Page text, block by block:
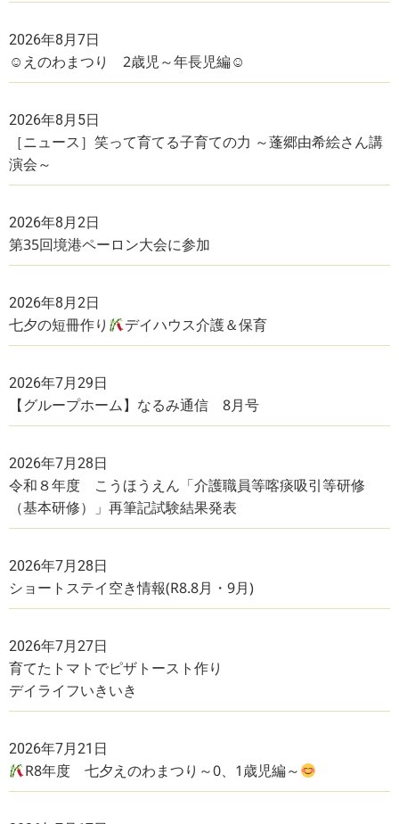
2026年8月7日
☺えのわまつり 2歳児～年長児編☺
2026年8月5日
［ニュース］笑って育てる子育ての力 ～蓬郷由希絵さん講
演会～
2026年8月2日
第35回境港ペーロン大会に参加
2026年8月2日
七夕の短冊作り デイハウス介護＆保育
2026年7月29日
【グループホーム】なるみ通信 8月号
2026年7月28日
令和８年度 こうほうえん「介護職員等喀痰吸引等研修
（基本研修）」再筆記試験結果発表
2026年7月28日
ショートステイ空き情報(R8.8月・9月)
2026年7月27日
育てたトマトでピザトースト作り
デイライフいきいき
2026年7月21日
R8年度 七夕えのわまつり～0、1歳児編～